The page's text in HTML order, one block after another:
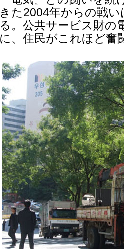
きた2004年からの戦
る。公共サービス財の
に、住民がこれほど奮